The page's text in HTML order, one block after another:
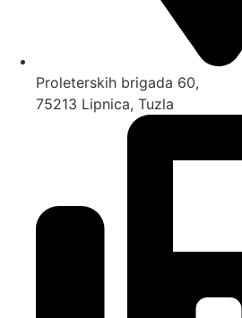
Proleterskih brigada 60,
75213 Lipnica, Tuzla